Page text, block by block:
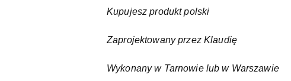
Kupujesz produkt polski
Zaprojektowany przez Klaudię
Wykonany w Tarnowie lub w Warszawie